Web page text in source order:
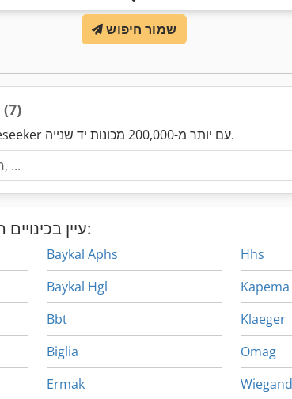
שמור חיפוש
(7)
עכשיו חפש את כל Machineseeker עם יותר מ-200,000 מכונות יד שנייה.
עיין בכינויים הנפוצים ביותר למכונות:
Baykal Aphs
Baykal Hgl
Bbt
Biglia
Ermak
Hhs
Kapema
Klaeger
Omag
Wiegand